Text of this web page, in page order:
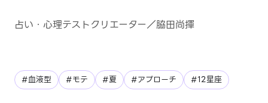
占い・心理テストクリエーター／脇田尚揮
#血液型 #モテ #夏 #アプローチ #12星座